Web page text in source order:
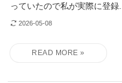
っていたので私が実際に登録...
2026-05-08